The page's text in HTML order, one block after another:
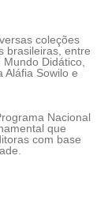
coleções
brasileiras, entre
Mundo Didático,
Aláfia Sowilo e
Nacional
que
com base